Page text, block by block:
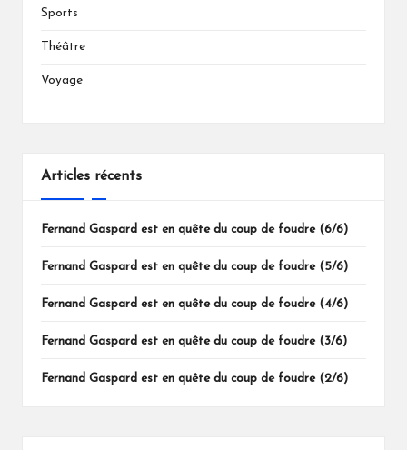
Sports
Théâtre
Voyage
Articles récents
Fernand Gaspard est en quête du coup de foudre (6/6)
Fernand Gaspard est en quête du coup de foudre (5/6)
Fernand Gaspard est en quête du coup de foudre (4/6)
Fernand Gaspard est en quête du coup de foudre (3/6)
Fernand Gaspard est en quête du coup de foudre (2/6)